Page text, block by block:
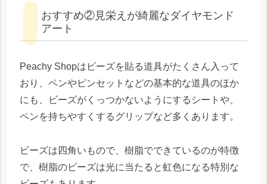
おすすめ②見栄えが綺麗なダイヤモンド
アート
Peachy Shopはビーズを貼る道具がたくさん入って
おり、ペンやピンセットなどの基本的な道具のほか
にも、ビーズがくっつかないようにするシートや、
ペンを持ちやすくするグリップなど多くあります。
ビーズは四角いもので、樹脂でできているのが特徴
で、樹脂のビーズは光に当たると虹色になる特別な